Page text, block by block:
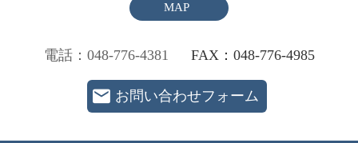
MAP
電話：048-776-4381 FAX：048-776-4985
お問い合わせフォーム